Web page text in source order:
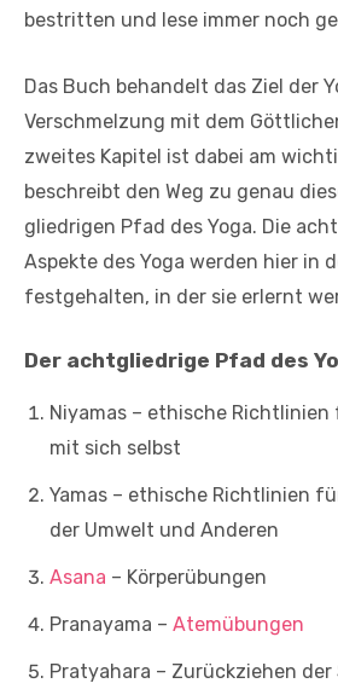
bestritten und lese immer noch
Das Buch behandelt das Ziel der
Verschmelzung mit dem
zweites Kapitel ist dabei am
beschreibt den Weg zu genau
gliedrigen Pfad des Yoga. Die
Aspekte des Yoga werden hier in
festgehalten, in der sie erlernt
Der achtgliedrige Pfad des
Niyamas – ethische
mit sich selbst
Yamas – ethische Richtlinien
der Umwelt und Anderen
Asana – Körperübungen
Pranayama – Atemübungen
Pratyahara – Zurückziehen